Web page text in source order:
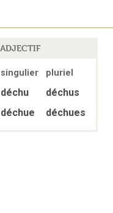
ADJECTIF
singulier
pluriel
déchu déchus
déchue déchues